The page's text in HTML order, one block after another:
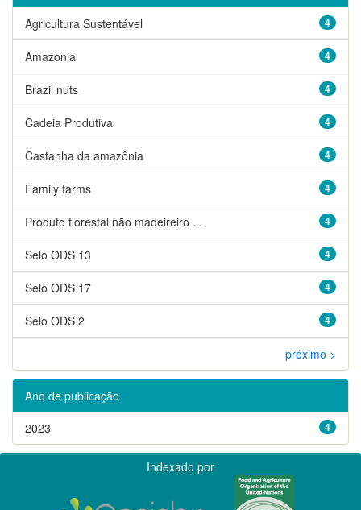
4
Agricultura Sustentável
4
Amazonia
4
Brazil nuts
4
Cadeia Produtiva
4
Castanha da amazônia
4
Family farms
4
Produto florestal não madeireiro ...
4
Selo ODS 13
4
Selo ODS 17
4
Selo ODS 2
próximo >
Ano de publicação
4
2023
Indexado por